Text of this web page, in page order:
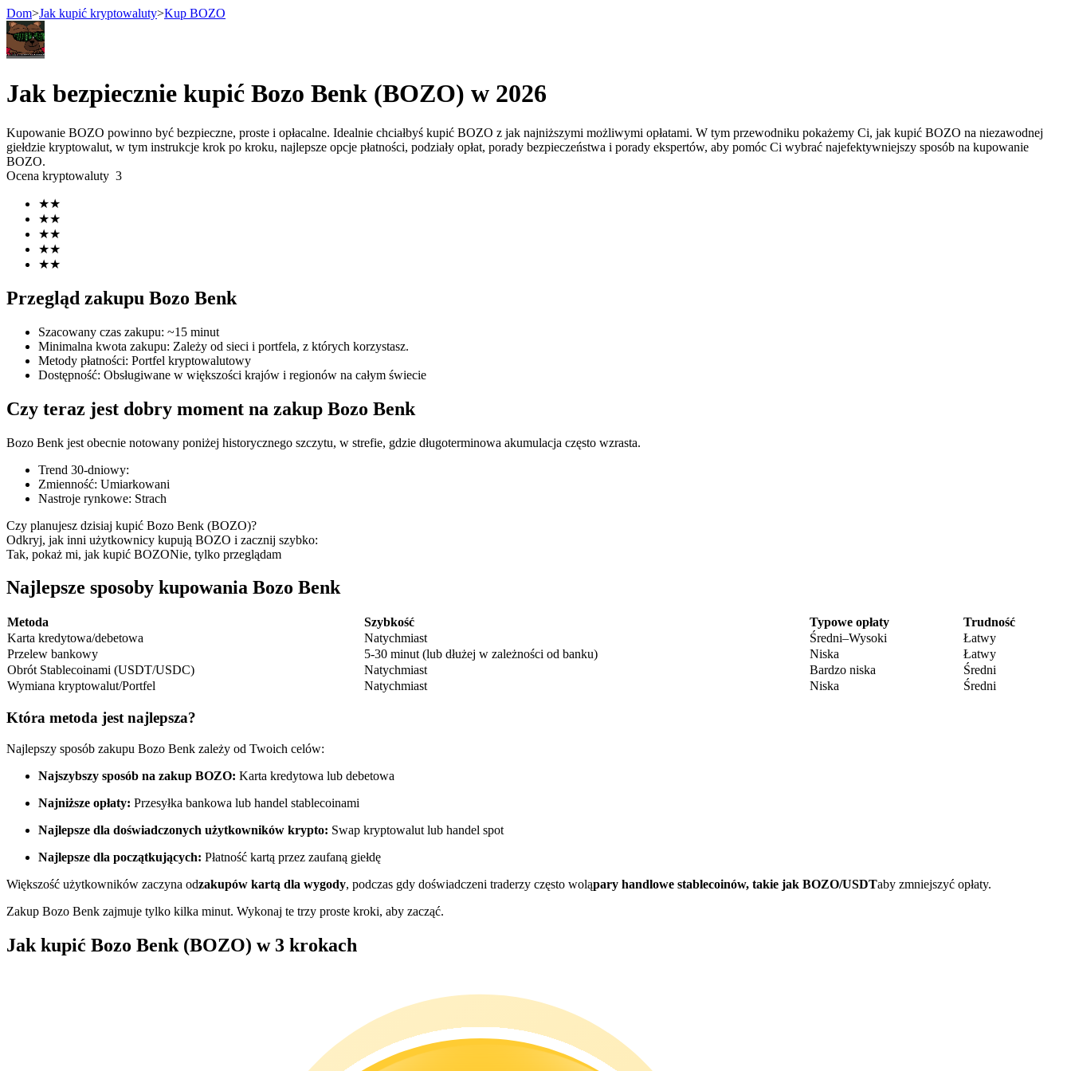
Kontrakty terminowe na USDT
Kontrakty futures wykorzystujące USDT jako zabezpieczenie
Instrumenty pochodne na akcje, forex, metale szlachetne i towary
Kopiowanie Transakcji
Dołącz do najlepszych traderów
Dom>Jak kupić kryptowaluty>Kup BOZO
Jak bezpiecznie kupić Bozo Benk (BOZO) w 2026
Kupowanie BOZO powinno być bezpieczne, proste i opłacalne. Idealnie chciałbyś kupić BOZO z jak najniższymi możliwymi opłatami. W tym przewodniku pokażemy Ci, jak kupić BOZO na niezawodnej
giełdzie kryptowalut, w tym instrukcje krok po kroku, najlepsze opcje płatności, podziały opłat, porady bezpieczeństwa i porady ekspertów, aby pomóc Ci wybrać najefektywniejszy sposób na kupowanie
BOZO.
Ocena kryptowaluty 3
★★
★★
★★
★★
★★
Przegląd zakupu Bozo Benk
Szacowany czas zakupu: ~15 minut
Minimalna kwota zakupu: Zależy od sieci i portfela, z których korzystasz.
Metody płatności: Portfel kryptowalutowy
Dostępność: Obsługiwane w większości krajów i regionów na całym świecie
Czy teraz jest dobry moment na zakup Bozo Benk
Bozo Benk jest obecnie notowany poniżej historycznego szczytu, w strefie, gdzie długoterminowa akumulacja często wzrasta.
Trend 30-dniowy:
Zmienność: Umiarkowani
Nastroje rynkowe: Strach
Czy planujesz dzisiaj kupić Bozo Benk (BOZO)?
Odkryj, jak inni użytkownicy kupują BOZO i zacznij szybko:
Tak, pokaż mi, jak kupić BOZONie, tylko przeglądam
Najlepsze sposoby kupowania Bozo Benk
Metoda Szybkość Typowe opłaty
Trudność
Karta kredytowa/debetowa
Natychmiast Średni–Wysoki
Łatwy
Przelew bankowy
5-30 minut (lub dłużej w zależności od banku) Niska
Łatwy
Obrót Stablecoinami (USDT/USDC)
Natychmiast Bardzo niska
Średni
Wymiana kryptowalut/Portfel
Natychmiast Niska Średni
Która metoda jest najlepsza?
Najlepszy sposób zakupu Bozo Benk zależy od Twoich celów:
Najszybszy sposób na zakup BOZO: Karta kredytowa lub debetowa
Najniższe opłaty: Przesyłka bankowa lub handel stablecoinami
Najlepsze dla doświadczonych użytkowników krypto: Swap kryptowalut lub handel spot
Najlepsze dla początkujących: Płatność kartą przez zaufaną giełdę
Większość użytkowników zaczyna odzakupów kartą dla wygody, podczas gdy doświadczeni traderzy często woląpary handlowe stablecoinów, takie jak BOZO/USDTaby zmniejszyć opłaty.
Zakup Bozo Benk zajmuje tylko kilka minut. Wykonaj te trzy proste kroki, aby zacząć.
Jak kupić Bozo Benk (BOZO) w 3 krokach